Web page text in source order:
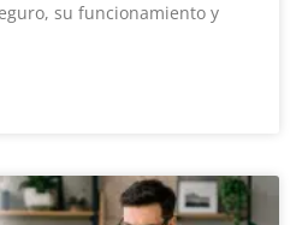
su funcionamiento y